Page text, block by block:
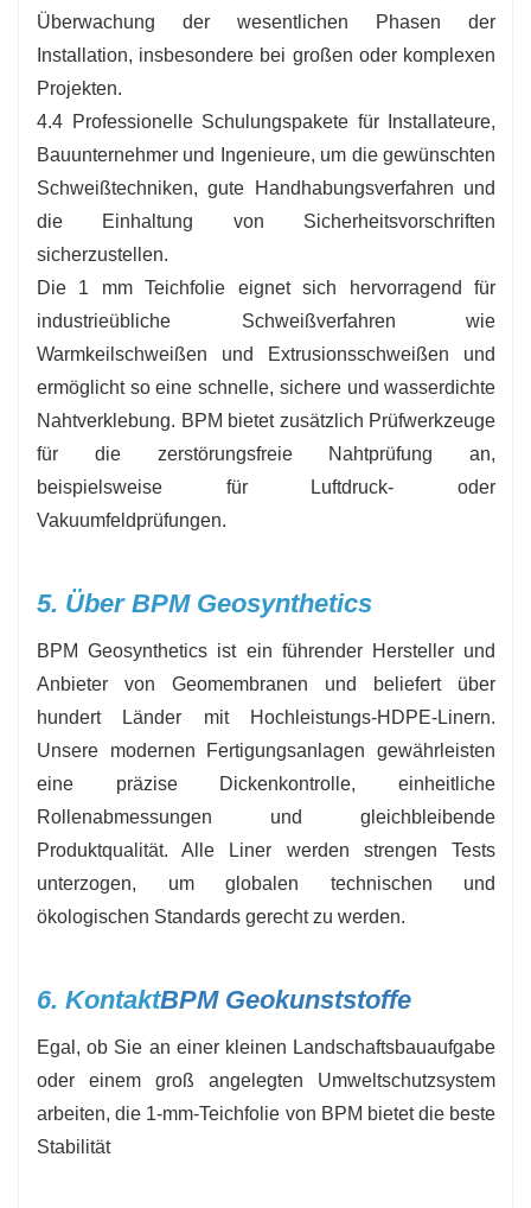
Überwachung der wesentlichen Phasen der
Installation, insbesondere bei großen oder komplexen
Projekten.
4.4 Professionelle Schulungspakete für Installateure,
Bauunternehmer und Ingenieure, um die gewünschten
Schweißtechniken, gute Handhabungsverfahren und
die Einhaltung von Sicherheitsvorschriften
sicherzustellen.
Die 1 mm Teichfolie eignet sich hervorragend für
industrieübliche Schweißverfahren wie
Warmkeilschweißen und Extrusionsschweißen und
ermöglicht so eine schnelle, sichere und wasserdichte
Nahtverklebung. BPM bietet zusätzlich Prüfwerkzeuge
für die zerstörungsfreie Nahtprüfung an,
beispielsweise für Luftdruck- oder
Vakuumfeldprüfungen.
5. Über BPM Geosynthetics
BPM Geosynthetics ist ein führender Hersteller und
Anbieter von Geomembranen und beliefert über
hundert Länder mit Hochleistungs-HDPE-Linern.
Unsere modernen Fertigungsanlagen gewährleisten
eine präzise Dickenkontrolle, einheitliche
Rollenabmessungen und gleichbleibende
Produktqualität. Alle Liner werden strengen Tests
unterzogen, um globalen technischen und
ökologischen Standards gerecht zu werden.
6. KontaktBPM Geokunststoffe
Egal, ob Sie an einer kleinen Landschaftsbauaufgabe
oder einem groß angelegten Umweltschutzsystem
arbeiten, die 1-mm-Teichfolie von BPM bietet die beste
Stabilität